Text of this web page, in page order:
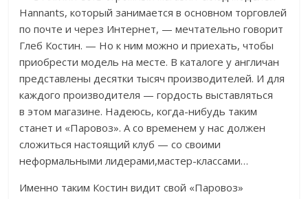
Hannants, который занимается в основном торговлей
по почте и через Интернет, — мечтательно говорит
Глеб Костин. — Но к ним можно и приехать, чтобы
приобрести модель на месте. В каталоге у англичан
представлены десятки тысяч производителей. И для
каждого производителя — гордость выставляться
в этом магазине. Надеюсь, когда-нибудь таким
станет и «Паровоз». А со временем у нас должен
сложиться настоящий клуб — со своими
неформальными лидерами,мастер-классами…
Именно таким Костин видит свой «Паровоз»